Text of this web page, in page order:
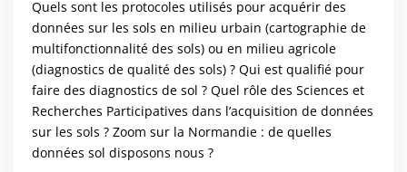
Quels sont les protocoles utilisés pour acquérir des
données sur les sols en milieu urbain (cartographie de
multifonctionnalité des sols) ou en milieu agricole
(diagnostics de qualité des sols) ? Qui est qualifié pour
faire des diagnostics de sol ? Quel rôle des Sciences et
Recherches Participatives dans l’acquisition de données
sur les sols ? Zoom sur la Normandie : de quelles
données sol disposons nous ?